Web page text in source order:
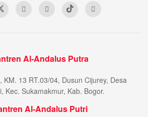
Al-Andalus Putra
KM. 13 RT.03/04, Dusun Cijurey, Desa
Kec. Sukamakmur, Kab. Bogor.
Al-Andalus Putri